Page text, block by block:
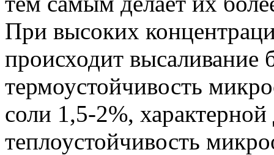
При высоких
происходит высаливание
термоустойчивость
соли 1,5-2%,
теплоустойчивость